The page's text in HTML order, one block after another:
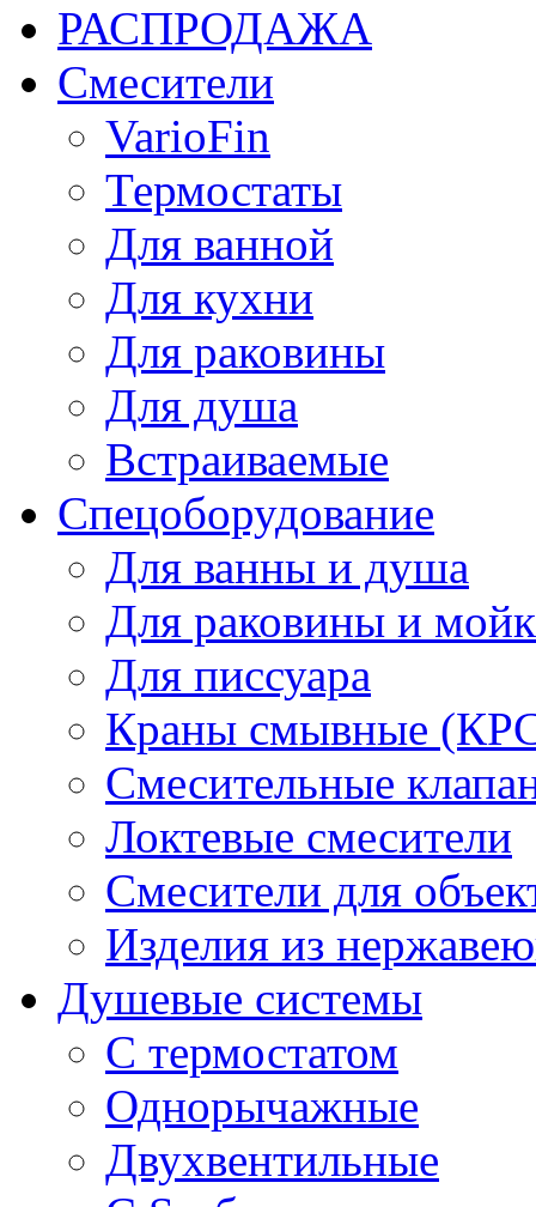
РАСПРОДАЖА
Смесители
VarioFin
Термостаты
Для ванной
Для кухни
Для раковины
Для душа
Встраиваемые
Спецоборудование
Для ванны и душа
Для раковины и
Для писсуара
Краны смывные
Смесительные
Локтевые смесители
Смесители для
Изделия из
Душевые системы
С термостатом
Однорычажные
Двухвентильные